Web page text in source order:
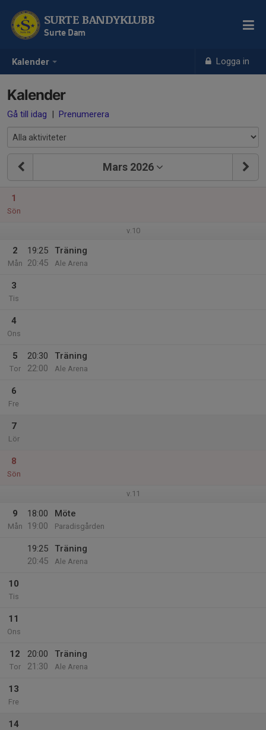
Kalender Logga in
SURTE BANDYKLUBB
Surte Dam
Kalender
Gå till idag | Prenumerera
Mars 2026
1
Sön
v.10
2
Mån
19:25
20:45
Träning
Ale Arena
3
Tis
4
Ons
5
Tor
20:30
22:00
Träning
Ale Arena
6
Fre
7
Lör
8
Sön
v.11
9
Mån
18:00
19:00
Möte
Paradisgården
19:25
20:45
Träning
Ale Arena
10
Tis
11
Ons
12
Tor
20:00
21:30
Träning
Ale Arena
13
Fre
14